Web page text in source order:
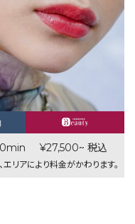
¥27,500~ 税込
エリアにより料金がかわります。